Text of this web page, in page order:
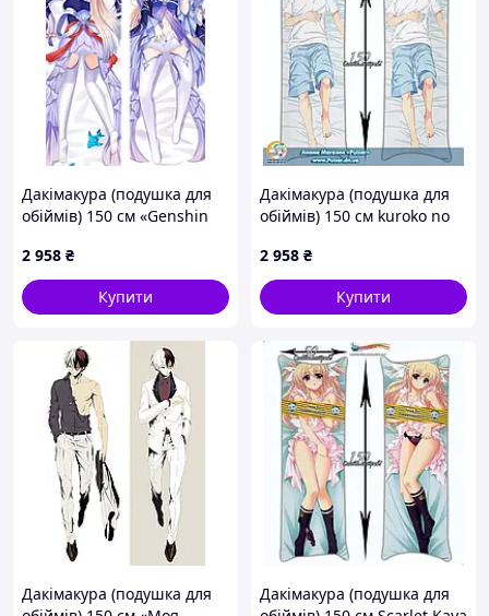
Дакімакура (подушка для
обіймів) 150 см «Genshin
Kokomi» tape 2
2 958 ₴
Купити
Дакімакура (подушка для
обіймів) 150 см kuroko no
2 958 ₴
Купити
Дакімакура (подушка для
Дакімакура (подушка для